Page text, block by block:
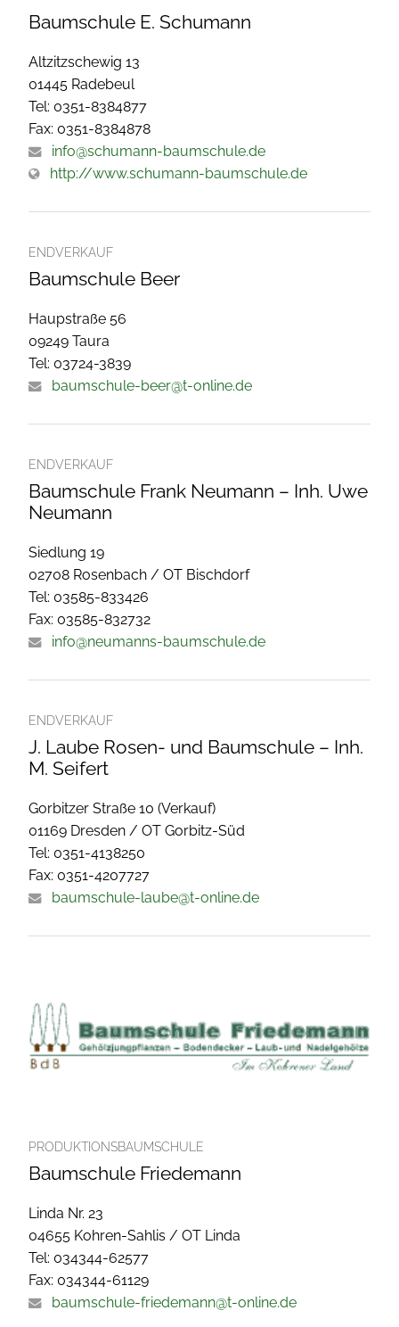
Baumschule E. Schumann
Altzitzschewig 13
01445 Radebeul
Tel: 0351-8384877
Fax: 0351-8384878
info@schumann-baumschule.de
http://www.schumann-baumschule.de
ENDVERKAUF
Baumschule Beer
Haupstraße 56
09249 Taura
Tel: 03724-3839
baumschule-beer@t-online.de
ENDVERKAUF
Baumschule Frank Neumann – Inh. Uwe
Neumann
Siedlung 19
02708 Rosenbach / OT Bischdorf
Tel: 03585-833426
Fax: 03585-832732
info@neumanns-baumschule.de
ENDVERKAUF
J. Laube Rosen- und Baumschule – Inh.
M. Seifert
Gorbitzer Straße 10 (Verkauf)
01169 Dresden / OT Gorbitz-Süd
Tel: 0351-4138250
Fax: 0351-4207727
baumschule-laube@t-online.de
PRODUKTIONSBAUMSCHULE
Baumschule Friedemann
Linda Nr. 23
04655 Kohren-Sahlis / OT Linda
Tel: 034344-62577
Fax: 034344-61129
baumschule-friedemann@t-online.de